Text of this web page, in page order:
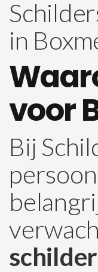
in
voor
Bij